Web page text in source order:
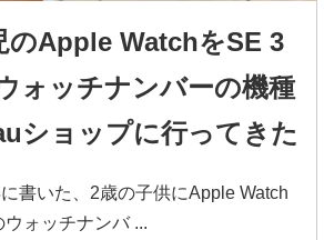
のApple WatchをSE 3
ォッチナンバーの機種
ショップに行ってきた
書いた、2歳の子供にApple Watch
ォッチナンバ ...